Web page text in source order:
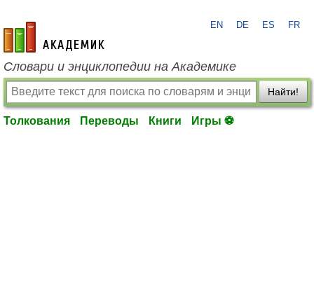
academic.ru
EN DE ES FR
Словари и энциклопедии на Академике
Найти!
Толкования Переводы Книги Игры ⚽